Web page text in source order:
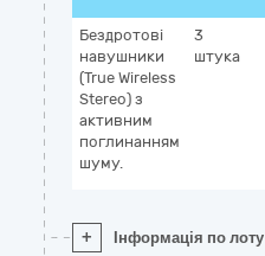
Бездротові
навушники
(True Wireless
Stereo) з
активним
поглинанням
шуму.
3
штука
+ Інформація по лоту